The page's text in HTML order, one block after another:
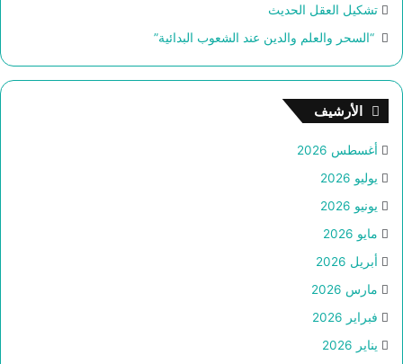
تشكيل العقل الحديث
“السحر والعلم والدين عند الشعوب البدائية”
الأرشيف
أغسطس 2026
يوليو 2026
يونيو 2026
مايو 2026
أبريل 2026
مارس 2026
فبراير 2026
يناير 2026